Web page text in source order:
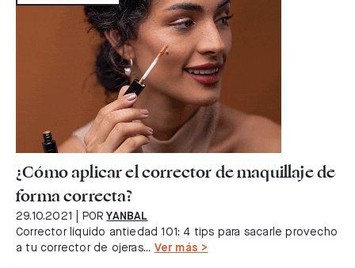
¿Cómo aplicar el corrector de maquillaje de
forma correcta?
29.10.2021 | POR YANBAL
Corrector líquido antiedad 101: 4 tips para sacarle provecho
a tu corrector de ojeras... Ver más >